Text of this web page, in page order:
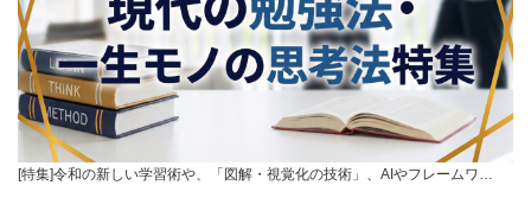
[特集]令和の新しい学習術や、「図解・視覚化の技術」、AIやフレームワ…